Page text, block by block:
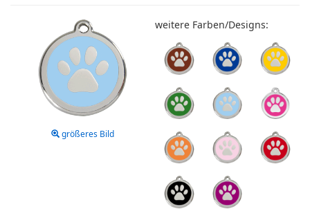
größeres Bild
weitere Farben/Designs: